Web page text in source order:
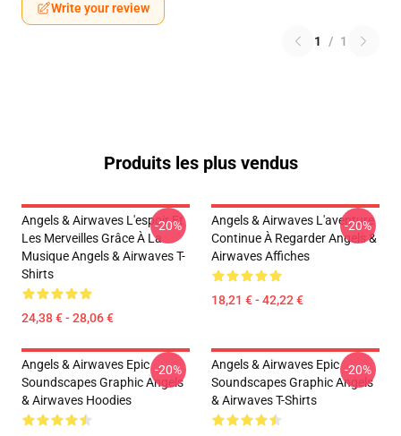
Write your review
1 / 1
Produits les plus vendus
Angels & Airwaves L'espoir Et
Les Merveilles Grâce À La
Musique Angels & Airwaves T-
Shirts
24,38 € - 28,06 €
-20%
Angels & Airwaves L'aventure
Continue À Regarder Angels &
Airwaves Affiches
18,21 € - 42,22 €
-20%
Angels & Airwaves Epic
Soundscapes Graphic Angels
& Airwaves Hoodies
-20%
Angels & Airwaves Epic
Soundscapes Graphic Angels
& Airwaves T-Shirts
-20%